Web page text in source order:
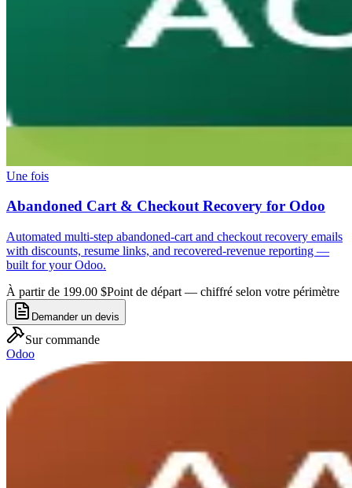
Une fois
Abandoned Cart & Checkout Recovery for Odoo
Automated multi-step abandoned-cart and checkout recovery emails
with discounts, resume links, and recovered-revenue reporting —
built for your Odoo.
À partir de 199.00 $Point de départ — chiffré selon votre périmètre
Demander un devis
Sur commande
Odoo